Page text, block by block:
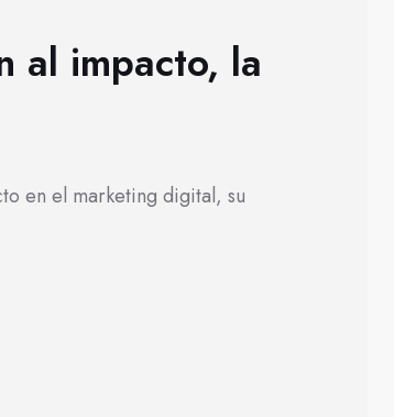
al impacto, la
en el marketing digital, su